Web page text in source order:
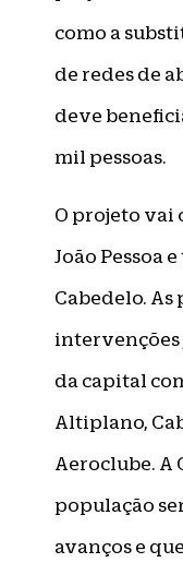
como a
de redes de
deve
mil pessoas.
O projeto vai
João Pessoa
Cabedelo. As
intervenções
da capital
Altiplano,
Aeroclube. A
população
avanços e